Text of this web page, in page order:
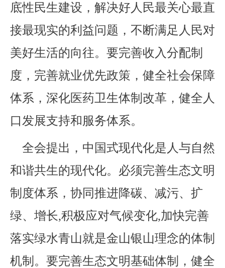
底性民生建设，解决好人民最关心最直
接最现实的利益问题，不断满足人民对
美好生活的向往。要完善收入分配制
度，完善就业优先政策，健全社会保障
体系，深化医药卫生体制改革，健全人
口发展支持和服务体系。
全会提出，中国式现代化是人与自然
和谐共生的现代化。必须完善生态文明
制度体系，协同推进降碳、减污、扩
绿、增长,积极应对气候变化,加快完善
落实绿水青山就是金山银山理念的体制
机制。要完善生态文明基础体制，健全